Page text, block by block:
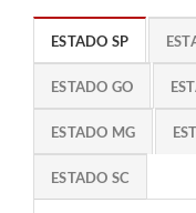
ESTADO SP
ESTADO GO
ESTADO MG
ESTADO SC